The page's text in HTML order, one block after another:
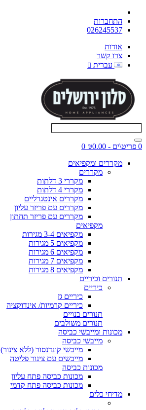
התחברות
026245537
אודות
צרו קשר
עברית
0 פריט\ים - ₪0.00
0
מקררים ומקפיאים
מקררים
מקררי 3 דלתות
מקררי 4 דלתות
מקררים אינטגרליים
מקררים עם פריזר עליון
מקררים עם פריזר תחתון
מקפיאים
מקפיאים 3-4 מגירות
מקפיאים 5 מגירות
מקפיאים 6 מגירות
מקפיאים 7 מגירות
מקפיאים 8 מגירות
תנורים וכיריים
כיריים
כיריים גז
כיריים קרמיות/ אינדוקציה
תנורים בנויים
תנורים משולבים
מכונות ומייבשי כביסה
מייבשי כביסה
מייבשי קונדנסור (ללא צינור)
מייבשים עם צינור פליטה
מכונות כביסה
מכונות כביסה פתח עליון
מכונות כביסה פתח קדמי
מדיחי כלים